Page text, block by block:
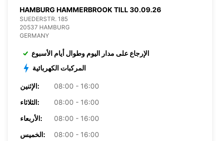
HAMBURG HAMMERBROOK TILL 30.09.26
SUEDERSTR. 185
20537 HAMBURG
GERMANY
الإرجاع على مدار اليوم وطوال أيام الأسبوع
المركبات الكهربائية
الإثنين:
08:00 - 16:00
الثلاثاء:
08:00 - 16:00
الأربعاء:
08:00 - 16:00
الخميس:
08:00 - 16:00